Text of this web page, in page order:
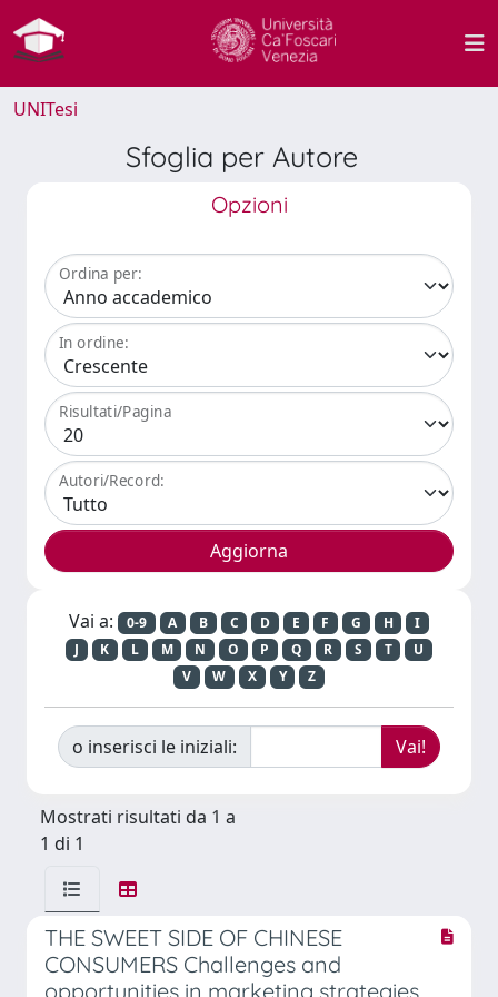
UNITesi
Sfoglia per Autore
Opzioni
Ordina per:
In ordine:
Risultati/Pagina
Autori/Record:
Vai a: 0-9 A B C D E F G H
I
J
K L M N O P Q R S T
U
V
W X Y Z
o inserisci le iniziali:
Mostrati risultati da 1 a
1 di 1
THE SWEET SIDE OF CHINESE
CONSUMERS Challenges and
opportunities in marketing strategies